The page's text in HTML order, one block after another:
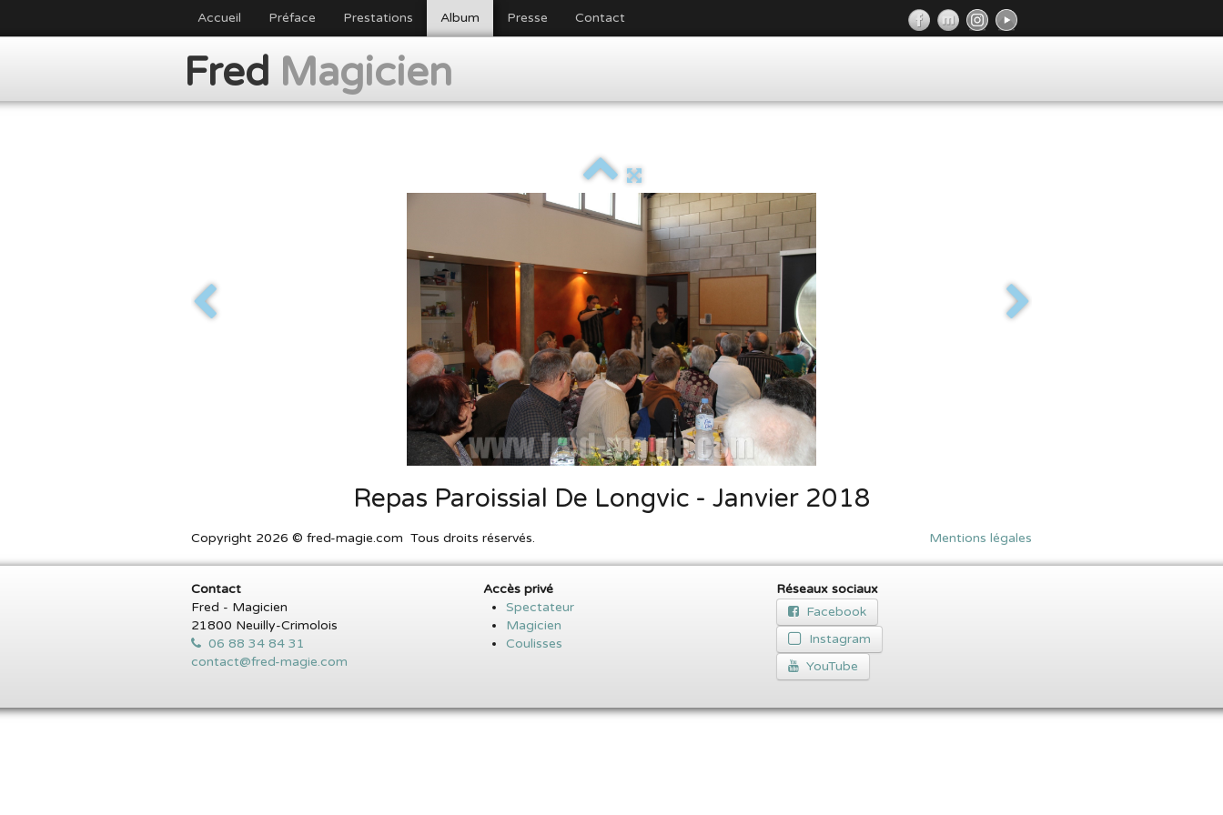
Accueil Préface Prestations Album Presse Contact
Fred Magicien
Repas Paroissial De Longvic - Janvier 2018
Copyright 2026 © fred-magie.com Tous droits réservés. Mentions légales
Contact
Fred - Magicien
21800 Neuilly-Crimolois
06 88 34 84 31
contact@fred-magie.com
Accès privé
Spectateur
Magicien
Coulisses
Réseaux sociaux
Facebook
Instagram
YouTube